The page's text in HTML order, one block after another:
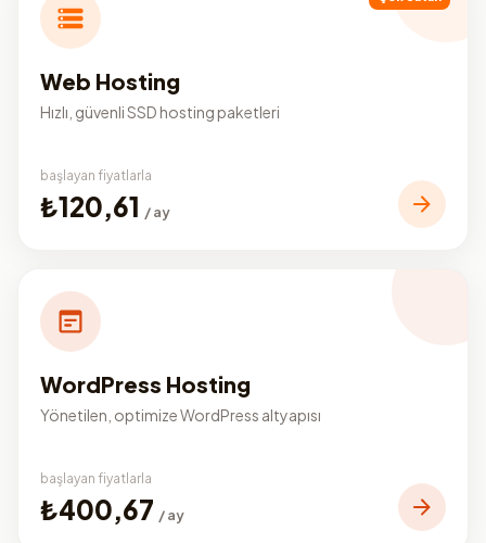
Web Hosting
Hızlı, güvenli SSD hosting paketleri
başlayan fiyatlarla
₺120,61 / ay
WordPress Hosting
Yönetilen, optimize WordPress altyapısı
başlayan fiyatlarla
₺400,67 / ay